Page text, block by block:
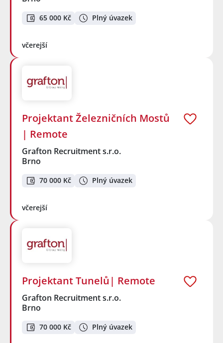
65 000 Kč Plný úvazek
včerejší
Projektant Železničních Mostů
| Remote
Grafton Recruitment s.r.o.
Brno
70 000 Kč Plný úvazek
včerejší
Projektant Tunelů| Remote
Grafton Recruitment s.r.o.
Brno
70 000 Kč Plný úvazek